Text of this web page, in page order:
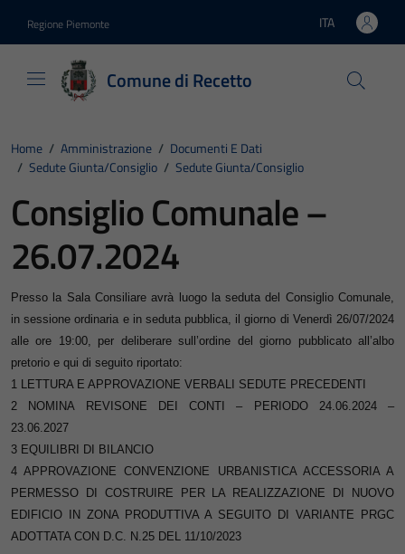
Regione Piemonte Lingua attiva:
ITA
Comune di Recetto
Home / Amministrazione / Documenti E Dati
/ Sedute Giunta/consiglio / Sedute Giunta/consiglio
Consiglio Comunale –
26.07.2024
Presso la Sala Consiliare avrà luogo la seduta del Consiglio Comunale,
in sessione ordinaria e in seduta pubblica, il giorno di Venerdì 26/07/2024
alle ore 19:00, per deliberare sull’ordine del giorno pubblicato all’albo
pretorio e qui di seguito riportato:
1 LETTURA E APPROVAZIONE VERBALI SEDUTE PRECEDENTI
2 NOMINA REVISONE DEI CONTI – PERIODO 24.06.2024 –
23.06.2027
3 EQUILIBRI DI BILANCIO
4 APPROVAZIONE CONVENZIONE URBANISTICA ACCESSORIA A
PERMESSO DI COSTRUIRE PER LA REALIZZAZIONE DI NUOVO
EDIFICIO IN ZONA PRODUTTIVA A SEGUITO DI VARIANTE PRGC
ADOTTATA CON D.C. N.25 DEL 11/10/2023